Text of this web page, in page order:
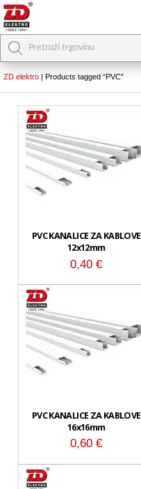
Products
search
ZD elektro | Products tagged “PVC”
PVC KANALICE ZA KABLOVE
12x12mm
0,40€
PVC KANALICE ZA KABLOVE
16x16mm
0,60€